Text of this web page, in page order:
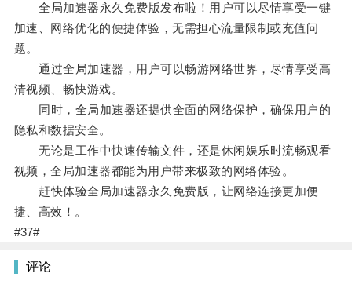
全局加速器永久免费版发布啦！用户可以尽情享受一键
加速、网络优化的便捷体验，无需担心流量限制或充值问
题。
通过全局加速器，用户可以畅游网络世界，尽情享受高
清视频、畅快游戏。
同时，全局加速器还提供全面的网络保护，确保用户的
隐私和数据安全。
无论是工作中快速传输文件，还是休闲娱乐时流畅观看
视频，全局加速器都能为用户带来极致的网络体验。
赶快体验全局加速器永久免费版，让网络连接更加便
捷、高效！。
#37#
评论